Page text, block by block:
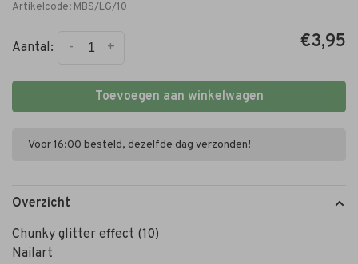
Artikelcode: MBS/LG/10
Aantal: +
- €3,95
Toevoegen aan winkelwagen
Voor 16:00 besteld, dezelfde dag verzonden!
Overzicht
Chunky glitter effect (10)
Nailart